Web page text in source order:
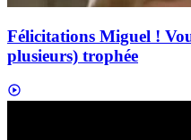
Félicitations Miguel !
plusieurs) trophée